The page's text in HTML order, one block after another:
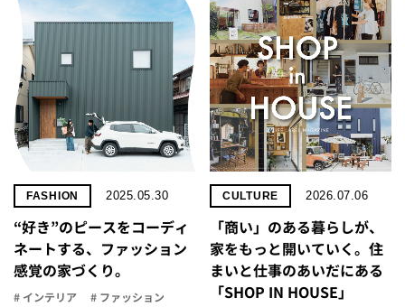
FASHION 2025.05.30
“好き”のピースをコーディ
ネートする、ファッション
感覚の家づくり。
# インテリア
# ファッション
CULTURE 2026.07.06
「商い」の​ある​暮らしが、​
家を​もっと​開いていく。​住
まいと​仕事の​あいだに​ある​
「SHOP IN HOUSE」